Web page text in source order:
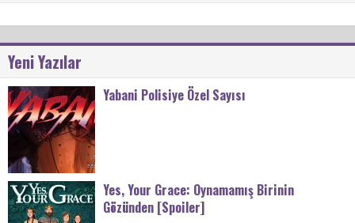
Yeni Yazılar
Yabani Polisiye Özel Sayısı
Yes, Your Grace: Oynamamış Birinin
Gözünden [Spoiler]